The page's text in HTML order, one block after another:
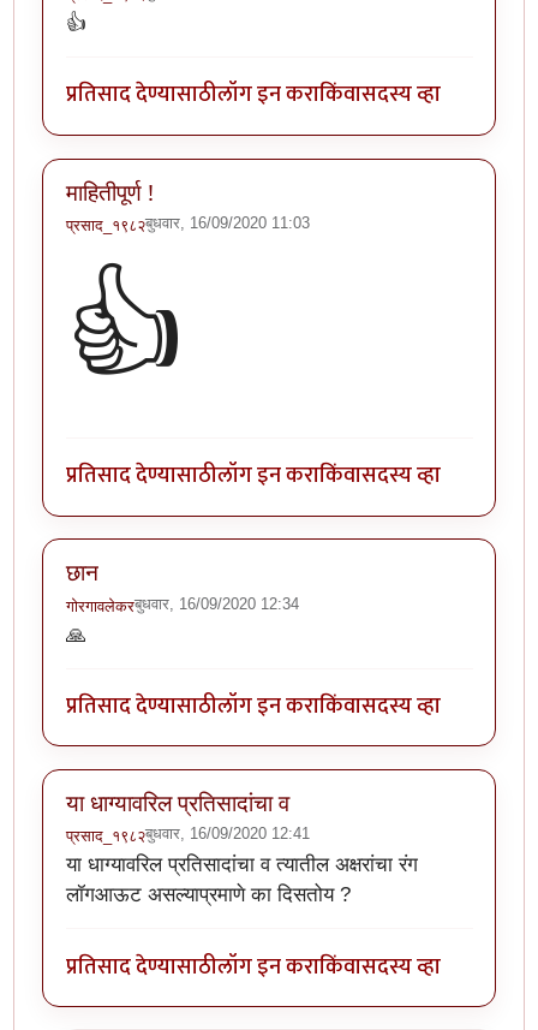
👍
प्रतिसाद देण्यासाठीलॉग इन कराकिंवासदस्य व्हा
माहितीपूर्ण !
प्रसाद_१९८२बुधवार, 16/09/2020 11:03
👍
प्रतिसाद देण्यासाठीलॉग इन कराकिंवासदस्य व्हा
छान
गोरगावलेकरबुधवार, 16/09/2020 12:34
🙏
प्रतिसाद देण्यासाठीलॉग इन कराकिंवासदस्य व्हा
या धाग्यावरिल प्रतिसादांचा व
प्रसाद_१९८२बुधवार, 16/09/2020 12:41
या धाग्यावरिल प्रतिसादांचा व त्यातील अक्षरांचा रंग
लॉगआऊट असल्याप्रमाणे का दिसतोय ?
प्रतिसाद देण्यासाठीलॉग इन कराकिंवासदस्य व्हा